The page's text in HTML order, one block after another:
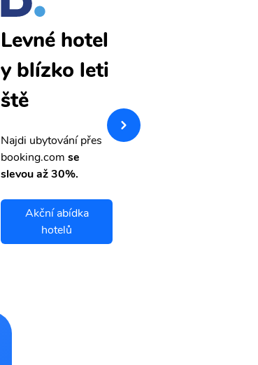
Levné hotel
y blízko leti
ště
Najdi ubytování přes
booking.com se
slevou až 30%.
Akční abídka
hotelů
Přehledná stránka s le